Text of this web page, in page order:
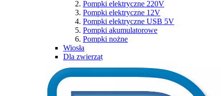
Pompki elektryczne 220V
Pompki elektryczne 12V
Pompki elektryczne USB 5V
Pompki akumulatorowe
Pompki nożne
Wiosła
Dla zwierząt